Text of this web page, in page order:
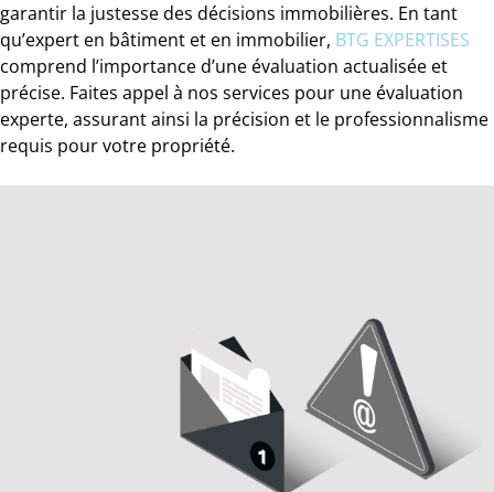
garantir la justesse des décisions immobilières. En tant
qu’expert en bâtiment et en immobilier, BTG EXPERTISES
comprend l’importance d’une évaluation actualisée et
précise. Faites appel à nos services pour une évaluation
experte, assurant ainsi la précision et le professionnalisme
requis pour votre propriété.